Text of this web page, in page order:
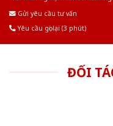
Gửi yêu cầu tư vấn
Yêu cầu gọi lại (3 phút)
ĐỐI